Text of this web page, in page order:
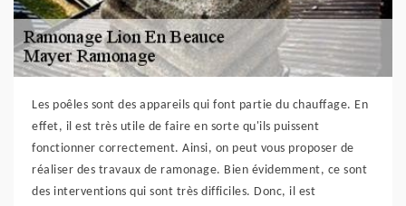
Les poêles sont des appareils qui font partie du chauffage. En
effet, il est très utile de faire en sorte qu'ils puissent
fonctionner correctement. Ainsi, on peut vous proposer de
réaliser des travaux de ramonage. Bien évidemment, ce sont
des interventions qui sont très difficiles. Donc, il est